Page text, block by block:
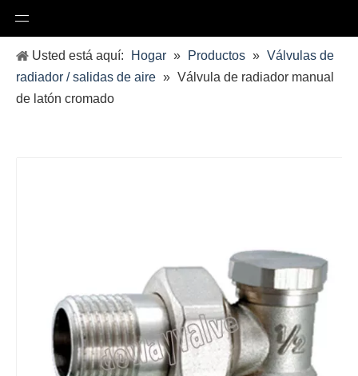
Usted está aquí: Hogar » Productos » Válvulas de
radiador / salidas de aire » Válvula de radiador manual
de latón cromado